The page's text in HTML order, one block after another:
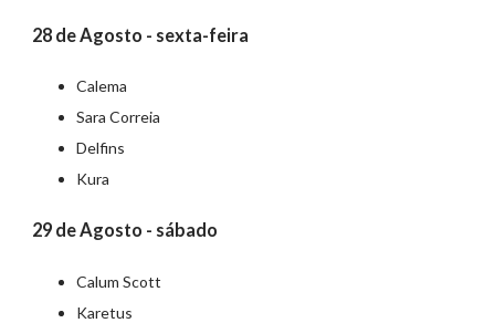
28 de Agosto - sexta-feira
Calema
Sara Correia
Delfins
Kura
29 de Agosto - sábado
Calum Scott
Karetus